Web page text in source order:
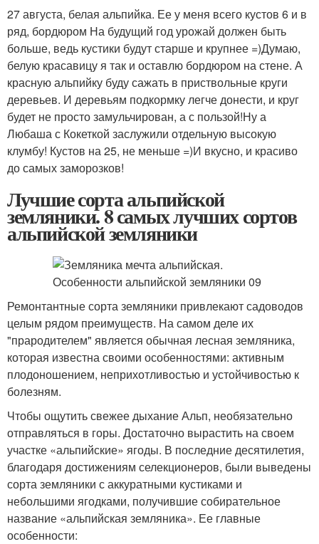
27 августа, белая альпийка. Ее у меня всего кустов 6 и в
ряд, бордюром На будущий год урожай должен быть
больше, ведь кустики будут старше и крупнее =)Думаю,
белую красавицу я так и оставлю бордюром на стене. А
красную альпийку буду сажать в приствольные круги
деревьев. И деревьям подкормку легче донести, и круг
будет не просто замульчирован, а с пользой!Ну а
Любаша с Кокеткой заслужили отдельную высокую
клумбу! Кустов на 25, не меньше =)И вкусно, и красиво
до самых заморозков!
Лучшие сорта альпийской
земляники. 8 самых лучших сортов
альпийской земляники
Ремонтантные сорта земляники привлекают садоводов
целым рядом преимуществ. На самом деле их
"прародителем" является обычная лесная земляника,
которая известна своими особенностями: активным
плодоношением, неприхотливостью и устойчивостью к
болезням.
Чтобы ощутить свежее дыхание Альп, необязательно
отправляться в горы. Достаточно вырастить на своем
участке «альпийские» ягоды. В последние десятилетия,
благодаря достижениям селекционеров, были выведены
сорта земляники с аккуратными кустиками и
небольшими ягодками, получившие собирательное
название «альпийская земляника». Ее главные
особенности: